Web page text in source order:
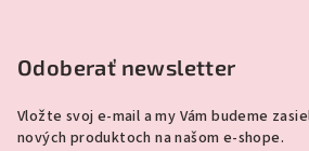
Odoberať newsletter
Vložte svoj e-mail a my Vám budeme
nových produktoch na našom e-shope.